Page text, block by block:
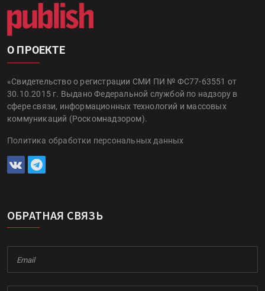
О ПРОЕКТЕ
«Свидетельство о регистрации СМИ ПИ № ФС77-63551 от
30.10.2015 г. Выдано Федеральной службой по надзору в
сфере связи, информационных технологий и массовых
коммуникаций (Роскомнадзором).
Политика обработки персональных данных
ОБРАТНАЯ СВЯЗЬ